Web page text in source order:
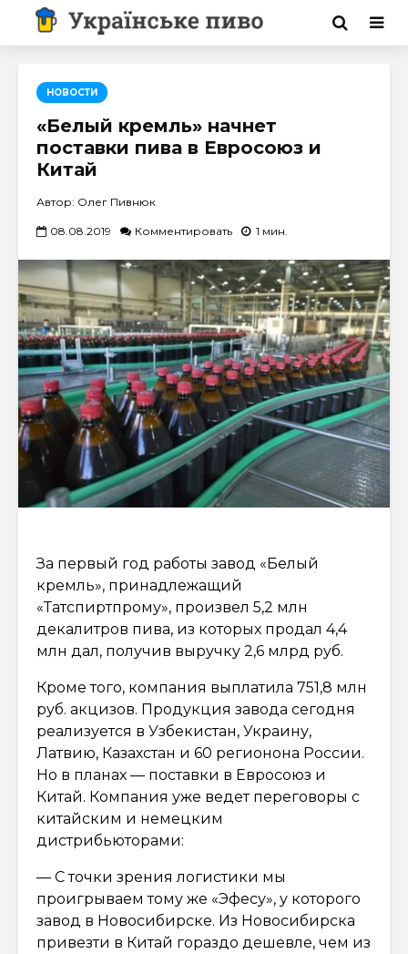
НОВОСТИ
«Белый кремль» начнет
поставки пива в Евросоюз и
Китай
Автор: Олег Пивнюк
08.08.2019 Комментировать 1 мин.
За первый год работы завод «Белый
кремль», принадлежащий
«Татспиртпрому», произвел 5,2 млн
декалитров пива, из которых продал 4,4
млн дал, получив выручку 2,6 млрд руб.
Кроме того, компания выплатила 751,8 млн
руб. акцизов. Продукция завода сегодня
реализуется в Узбекистан, Украину,
Латвию, Казахстан и 60 регионона России.
Но в планах — поставки в Евросоюз и
Китай. Компания уже ведет переговоры с
китайским и немецким
дистрибьюторами:
— С точки зрения логистики мы
проигрываем тому же «Эфесу», у которого
завод в Новосибирске. Из Новосибирска
привезти в Китай гораздо дешевле, чем из